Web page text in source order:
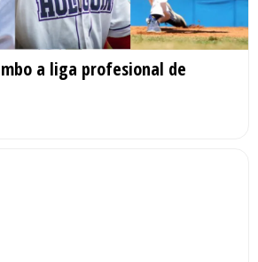
a liga profesional de